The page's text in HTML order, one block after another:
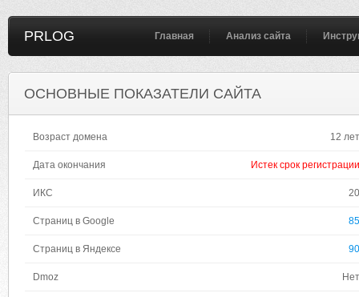
PRLOG Главная Анализ сайта
ОСНОВНЫЕ ПОКАЗАТЕЛИ САЙТА
Возраст домена 12 лет
Дата окончания Истек срок регистрации
ИКС 20
Страниц в Google 85
Страниц в Яндексе 90
Dmoz Нет